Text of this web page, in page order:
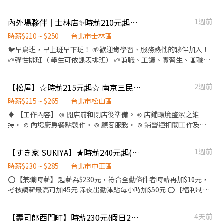
～250 元，實際收入依工作表現、出勤狀況、排班配合及店內考核
結果核發。 可穩定獨立站區、滷味切盤熟練、配合度佳者，每小時
常，能配合現場分工。 到職後會有基本訓練與簡易考核，主要看出
勤、態度、速度、責任感與配合度。 未達基本工作要求者，會依實
際狀況調整工作內容、工作區域或排班安排；如經評估不適合店內
工作需求，將依店內規定及相關法令辦理後續事項。 福利 生日禮金
定店休。 聯絡方式 電話：0953-757-171 地址：台北市大同區寧夏
路 12 號 1 樓
內外場夥伴｜士林店✨時薪210元起｜具經驗者｜彈性排班｜日式料理
1週前
時薪$210 ~ $250
台北市士林區
🐦早鳥班，早上班早下班！ 🌱歡迎肯學習、服務熱忱的夥伴加入！
🌱彈性排班（ 學生可依課表排班） 🌱兼職、工讀、實習生、兼職轉
220元起，最高可達✦時薪250元以上（含獎金）✦ 🤜🏻🤛🏻熱烈邀
請積極接受挑戰與培訓，綻放實力的好夥伴！ 💁🏻‍♀️💁🏻《外場工作
內容》 ○顧客服務：帶位、收送餐、收銀、介紹等基本接待 ○準備
餐盤、餐盒 ○簡易小菜備料與甜點飲料製作 ○完成主管交付事項 ○
○食材庫存管理 ○完成主管交付事項 ○營業前後衛生、食安、環境
安全執行與維護 📍店舖地點交通非常便利、離士林捷運站、公車站
排班制，實際排班時段可以面談，依據情況彈性調整排班。
🧚🏻‍♀️《福利》 ❖考核調薪（認真，用力給） ❖員工制服（暖時尚）
❖免費供餐（只胖不瘦） ❖尾牙 ❖員購優惠 ❖春節店休 ❖不定時
聚餐 ❖任職滿半年體檢費用補助 🧚🏽️《獎金》 ❖每月工時達成獎金
【松屋】☆時薪215元起☆ 南京三民店 《早班》內場兼職人員
2週前
時薪$215 ~ $265
台北市松山區
♦️ 【工作內容】 ⊚ 開店前和閉店後準備。 ⊚ 店鋪環境整潔之維
持。 ⊚ 內場廚房餐點製作。 ⊚ 顧客服務。 ⊚ 鋪營運相關工作及幹
⊚ 深夜津貼：晚上23：00-06:00出勤，即補貼津貼70元/時。 ⊚ 休
假制度：出勤時數比例換算「特休」。 ⊚ 加班制度：加班費以15分
鐘為基準。 ⊚ 員工體檢：工作滿一年提供體檢。 ⊚ 勞健保：勞保、
健保、6％勞退金。 ⊚ 提供免費員工制服。 ⊚ 員工出勤用餐福利。
【すき家 SUKIYA】★時薪240元起(含全勤)★台北站前店
1週前
時薪$230 ~ $285
台北市中正區
⭕【兼職時薪】 起薪為$230元，符合全勤條件者時薪再加$10元，
考核調薪最高可加45元 深夜出勤津貼每小時加$50元 ⭕【福利制
【壽司郎西門町】時薪230元(假日250元起) 💰平假日工讀💪💪💪 4天前